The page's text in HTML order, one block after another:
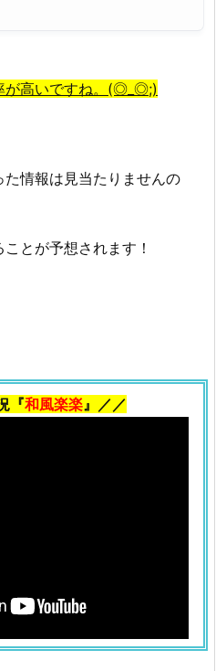
が高いですね。(◎_◎;)
情報は見当たりませんの
とが予想されます！
『和風楽楽 』／／